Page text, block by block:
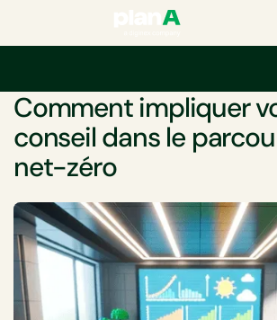
Comment impliquer
conseil dans le
net-zéro